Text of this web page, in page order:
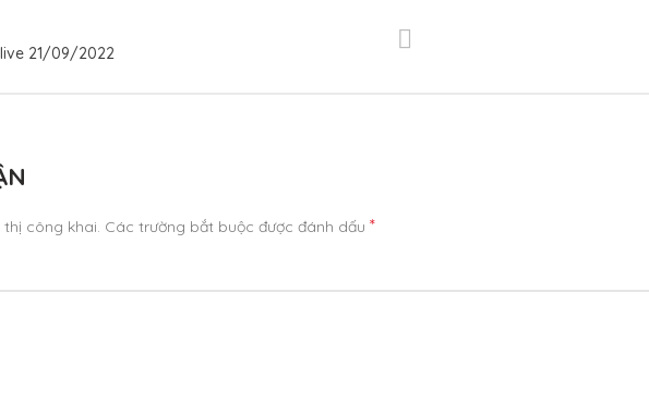
21/09/2022
công khai. Các trường bắt buộc được đánh dấu *